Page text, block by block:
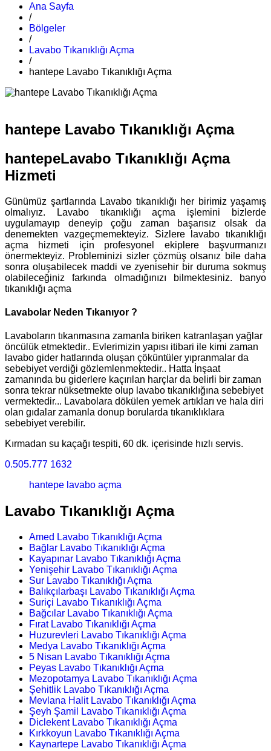
Ana Sayfa
/
Bölgeler
/
Lavabo Tıkanıklığı Açma
/
hantepe Lavabo Tıkanıklığı Açma
hantepe Lavabo Tıkanıklığı Açma
hantepeLavabo Tıkanıklığı Açma
Hizmeti
Günümüz şartlarında Lavabo tıkanıklığı her birimiz yaşamış
olmalıyız. Lavabo tıkanıklığı açma işlemini bizlerde
uygulamayıp deneyip çoğu zaman başarısız olsak da
denemekten vazgeçmemekteyiz. Sizlere lavabo tıkanıklığı
açma hizmeti için profesyonel ekiplere başvurmanızı
önermekteyiz. Probleminizi sizler çözmüş olsanız bile daha
sonra oluşabilecek maddi ve zyenisehir bir duruma sokmuş
olabileceğiniz farkında olmadığınızı bilmektesiniz. banyo
tıkanıklığı açma
Lavabolar Neden Tıkanıyor ?
Lavaboların tıkanmasına zamanla biriken katranlaşan yağlar
öncülük etmektedir.. Evlerimizin yapısı itibari ile kimi zaman
lavabo gider hatlarında oluşan çöküntüler yıpranmalar da
sebebiyet verdiği gözlemlenmektedir.. Hatta İnşaat
zamanında bu giderlere kaçırılan harçlar da belirli bir zaman
sonra tekrar nüksetmekte olup lavabo tıkanıklığına sebebiyet
vermektedir... Lavabolara dökülen yemek artıkları ve hala diri
olan gıdalar zamanla donup borularda tıkanıklıklara
sebebiyet verebilir.
Kırmadan su kaçağı tespiti, 60 dk. içerisinde hızlı servis.
0.505.777 1632
hantepe lavabo açma
Lavabo Tıkanıklığı Açma
Amed Lavabo Tıkanıklığı Açma
Bağlar Lavabo Tıkanıklığı Açma
Kayapınar Lavabo Tıkanıklığı Açma
Yenişehir Lavabo Tıkanıklığı Açma
Sur Lavabo Tıkanıklığı Açma
Balıkçılarbaşı Lavabo Tıkanıklığı Açma
Suriçi Lavabo Tıkanıklığı Açma
Bağcılar Lavabo Tıkanıklığı Açma
Fırat Lavabo Tıkanıklığı Açma
Huzurevleri Lavabo Tıkanıklığı Açma
Medya Lavabo Tıkanıklığı Açma
5 Nisan Lavabo Tıkanıklığı Açma
Peyas Lavabo Tıkanıklığı Açma
Mezopotamya Lavabo Tıkanıklığı Açma
Şehitlik Lavabo Tıkanıklığı Açma
Mevlana Halit Lavabo Tıkanıklığı Açma
Şeyh Şamil Lavabo Tıkanıklığı Açma
Diclekent Lavabo Tıkanıklığı Açma
Kırkkoyun Lavabo Tıkanıklığı Açma
Kaynartepe Lavabo Tıkanıklığı Açma